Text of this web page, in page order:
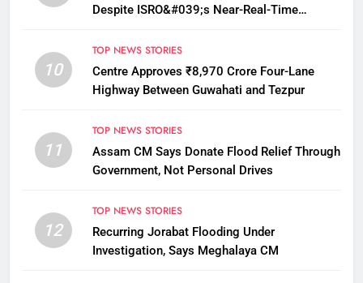
Despite ISRO&#039;s Near-Real-Time
10
TOP NEWS STORIES
Centre Approves ₹8,970 Crore Four-Lane
Highway Between Guwahati and Tezpur
11
TOP NEWS STORIES
Assam CM Says Donate Flood Relief Through
Government, Not Personal Drives
12
TOP NEWS STORIES
Recurring Jorabat Flooding Under
Investigation, Says Meghalaya CM